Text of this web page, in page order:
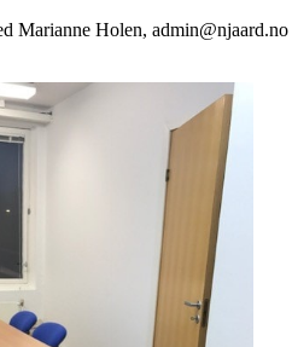
Marianne Holen, admin@njaard.no